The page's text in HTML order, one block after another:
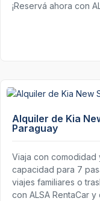
¡Reservá ahora con
Alquiler de Kia
Paraguay
Viaja con comodidad
capacidad para 7
viajes familiares o
con ALSA RentaCar